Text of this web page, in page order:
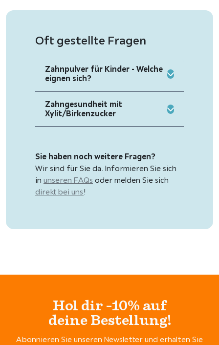
Oft gestellte Fragen
Zahnpulver für Kinder - Welche
eignen sich?
Zahngesundheit mit
Xylit/Birkenzucker
Sie haben noch weitere Fragen?
Wir sind für Sie da. Informieren Sie sich
in unseren FAQs oder melden Sie sich
direkt bei uns!
Hol dir -10% auf
deine Bestellung!
Abonnieren Sie unseren Newsletter und erhalten Sie